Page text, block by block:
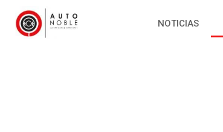
NOTICIAS